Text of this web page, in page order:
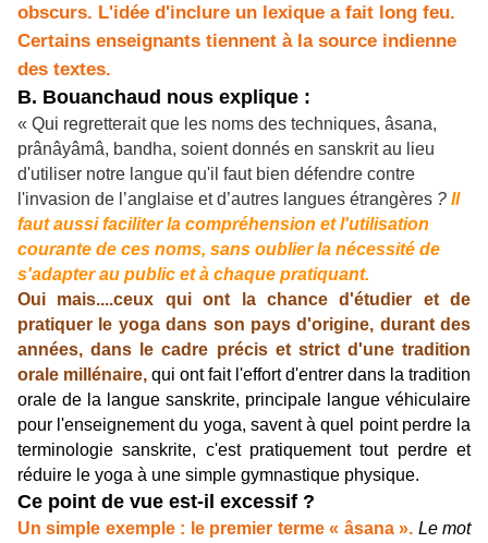
obscurs. L'idée d'inclure un lexique a fait long feu.
Certains enseignants tiennent à la source indienne
des textes.
B. Bouanchaud nous explique :
« Qui regretterait que les noms des techniques, âsana,
prânâyâmâ, bandha, soient donnés en sanskrit au lieu
d'utiliser notre langue qu'il faut bien défendre contre
l'invasion de l’anglaise et d’autres langues étrangères ? Il
faut aussi faciliter la compréhension et l'utilisation
courante de ces noms, sans oublier la nécessité de
s'adapter au public et à chaque pratiquant.
Oui mais....ceux qui ont la chance d'étudier et de
pratiquer le yoga dans son pays d'origine, durant des
années, dans le cadre précis et strict d'une tradition
orale millénaire, qui ont fait l'effort d'entrer dans la tradition
orale de la langue sanskrite, principale langue véhiculaire
pour l'enseignement du yoga, savent à quel point perdre la
terminologie sanskrite, c'est pratiquement tout perdre et
réduire le yoga à une simple gymnastique physique.
Ce point de vue est-il excessif ?
Un simple exemple : le premier terme « âsana ». Le mot